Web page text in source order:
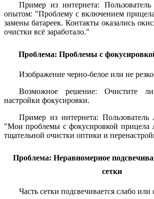
Пример из интернета: Пользователь
опытом: "Проблему с включением
замены батареек. Контакты оказались
очистки всё заработало."
Проблема: Проблемы с
Изображение черно-белое или не
Возможное решение: Очистите
настройки фокусировки.
Пример из интернета: Пользователь
"Мои проблемы с фокусировкой прицела
тщательной очистки оптики и
Проблема: Неравномерное
сетки
Часть сетки подсвечивается слабо